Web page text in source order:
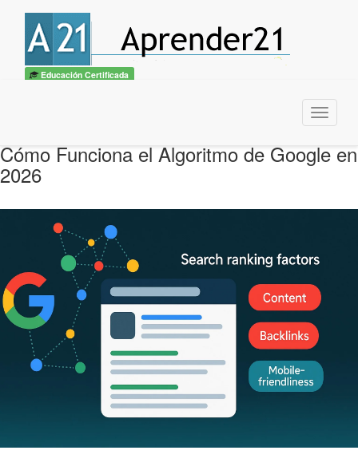
Educación Certificada
Menu
Cómo Funciona el Algoritmo de Google en
2026